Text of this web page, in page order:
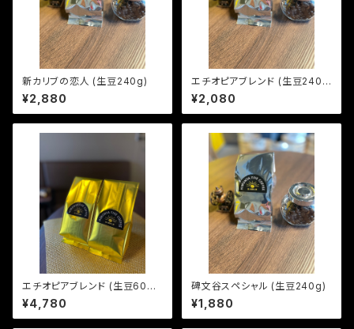
新カリブの恋人 (生豆240g)
¥2,880
エチオピアブレンド (生豆240
g)
¥2,080
エチオピアブレンド (生豆600
g)
¥4,780
碑文谷スペシャル (生豆240g)
¥1,880